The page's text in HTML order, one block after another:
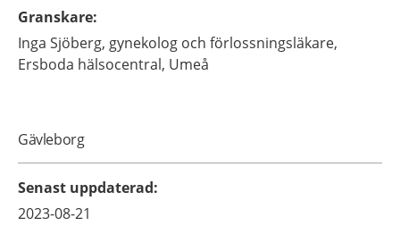
Granskare:
Inga Sjöberg, gynekolog och förlossningsläkare,
Ersboda hälsocentral, Umeå
Gävleborg
Senast uppdaterad:
2023-08-21